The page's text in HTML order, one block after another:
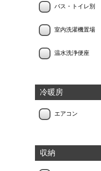
バス・トイレ別
室内洗濯機置場
温水洗浄便座
冷暖房
エアコン
収納